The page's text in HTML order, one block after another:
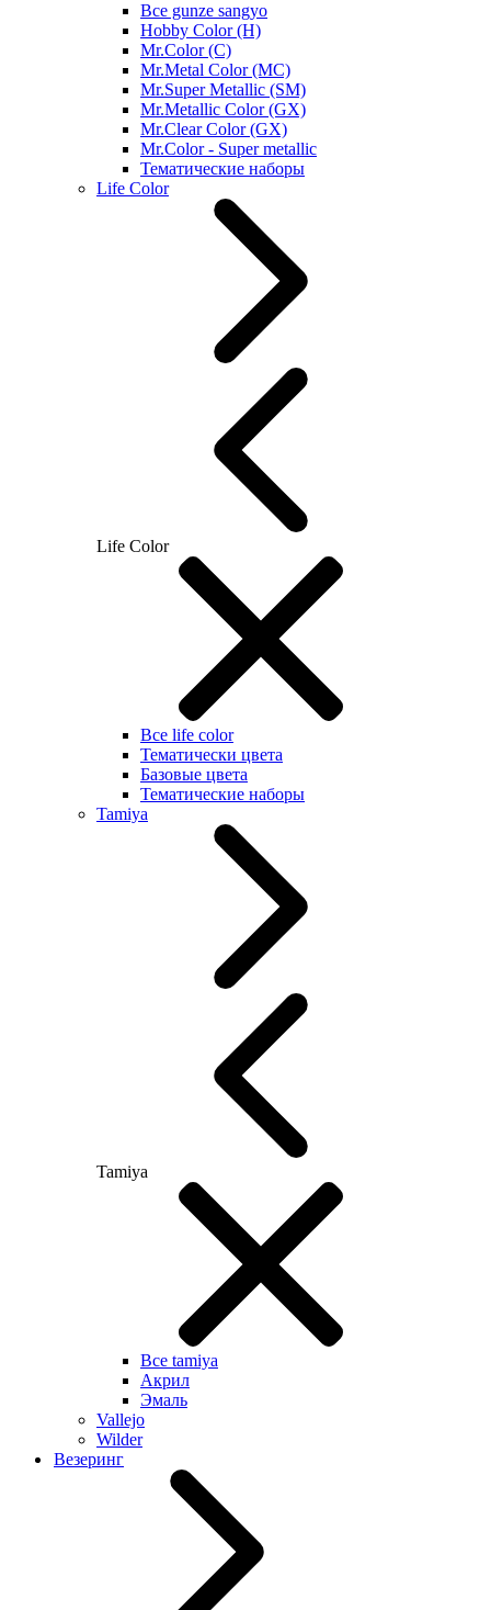
Все gunze sangyo
Hobby Color (H)
Mr.Color (C)
Mr.Metal Color (MC)
Mr.Super Metallic (SM)
Mr.Metallic Color (GX)
Mr.Clear Color (GX)
Mr.Color - Super metallic
Тематические наборы
Life Color
Life Color
Все life color
Тематически цвета
Базовые цвета
Тематические наборы
Tamiya
Tamiya
Все tamiya
Акрил
Эмаль
Vallejo
Wilder
Везеринг